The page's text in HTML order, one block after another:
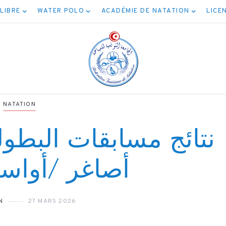
WATER POLO ACADÉMIE DE NATATION
NATATION
نتائج مسابقات
أصاغر /
27 MARS 2026
NATATION
برنامج
NATATION
مسابقة المياه